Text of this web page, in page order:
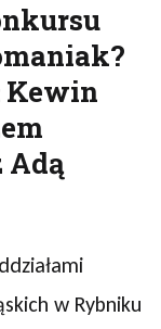
Kewin
Adą
w Rybniku